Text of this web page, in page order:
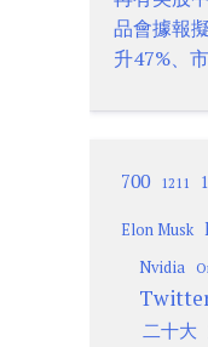
品會據報
升47%、
700 1211
Elon Musk
Nvidia
二十大